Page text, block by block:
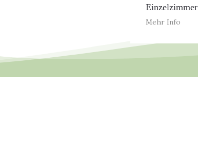
Einzelzimmer
Mehr Info